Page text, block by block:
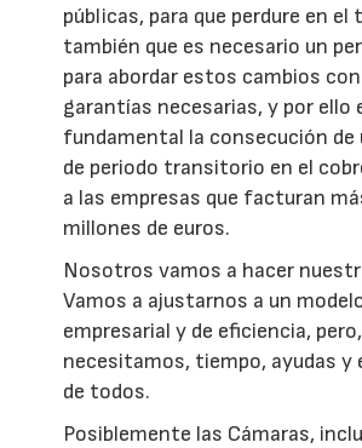
públicas, para que perdure en el
también que es necesario un
para abordar estos cambios
garantías necesarias, y por ello
fundamental la consecución de
de periodo transitorio en el
a las empresas que facturan
millones de euros.
Nosotros vamos a hacer
Vamos a ajustarnos a un
empresarial y de eficiencia,
necesitamos, tiempo, ayudas y
de todos.
Posiblemente las Cámaras,